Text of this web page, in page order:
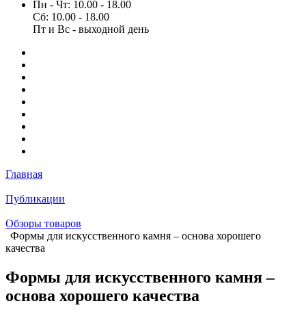
Пн - Чт: 10.00 - 18.00
Сб: 10.00 - 18.00
Пт и Вс - выходной день
Главная
Публикации
Обзоры товаров
Формы для искусственного камня – основа хорошего
качества
Формы для искусственного камня –
основа хорошего качества